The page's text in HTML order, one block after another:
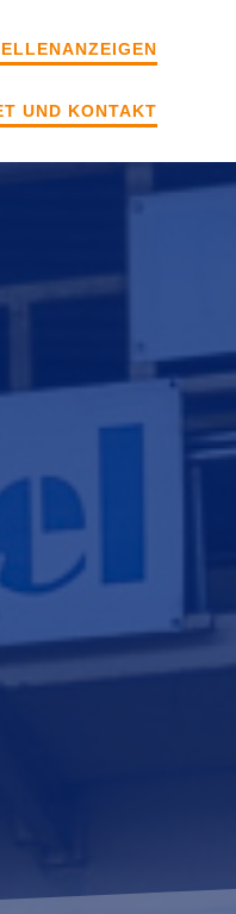
UND KONTAKT